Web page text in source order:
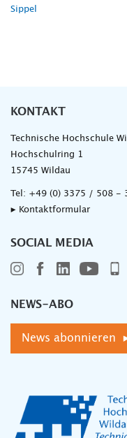
Sippel
KONTAKT
Technische Hochschule
Hochschulring 1
15745 Wildau
Tel: +49 (0) 3375 / 508 -
▸ Kontaktformular
SOCIAL MEDIA
NEWS-ABO
News abonnieren